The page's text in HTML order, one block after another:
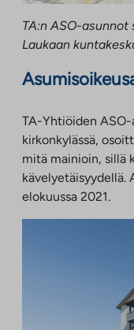
TA:n ASO-
Laukaan
TA-Yhtiöiden ASO-
kirkonkylässä,
mitä mainioin, sillä
kävelyetäisyydellä.
elokuussa 2021.